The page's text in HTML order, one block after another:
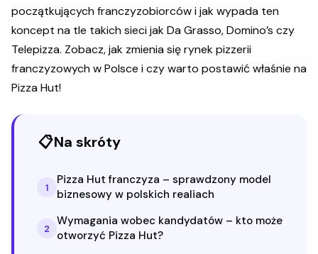
początkujących franczyzobiorców i jak wypada ten
koncept na tle takich sieci jak Da Grasso, Domino’s czy
Telepizza. Zobacz, jak zmienia się rynek pizzerii
franczyzowych w Polsce i czy warto postawić właśnie na
Pizza Hut!
📋Na skróty
1
Pizza Hut franczyza – sprawdzony model
biznesowy w polskich realiach
2
Wymagania wobec kandydatów – kto może
otworzyć Pizza Hut?